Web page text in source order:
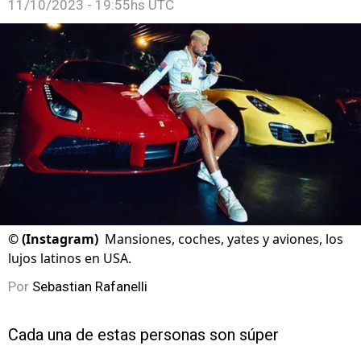
11/10/2023 - 19:55hs UTC
©(Instagram) Mansiones, coches, yates y aviones, los
lujos latinos en USA.
Por Sebastian Rafanelli
Cada una de estas personas son súper